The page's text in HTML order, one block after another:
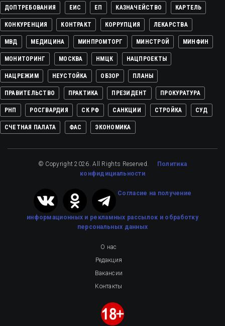
ДОПТРЕБОВАНИЯ ЕИС ЕП КАЗНАЧЕЙСТВО КАРТЕЛЬ
КОНКУРЕНЦИЯ КОНТРАКТ КОРРУПЦИЯ ЛЕКАРСТВА
МВД МЕДИЦИНА МИНПРОМТОРГ МИНСТРОЙ МИНФИН
МОНИТОРИНГ МОСКВА НМЦК НАЦПРОЕКТЫ
НАЦРЕЖИМ НЕУСТОЙКА ОБЗОР ПЛАНЫ
ПРАВИТЕЛЬСТВО ПРАКТИКА ПРЕЗИДЕНТ ПРОКУРАТУРА
РНП РОСГВАРДИЯ СК РФ САНКЦИИ СТРОЙКА СУД
СЧЕТНАЯ ПАЛАТА ФАС ЭКОНОМИКА
© Copyright 2026. All Rights Reserved.
Политика
конфидициальности
Cогласие на получение
информационных и рекламных рассылок и обработку
персональных данных
О нас
Редакция
Вакансии
Контакты